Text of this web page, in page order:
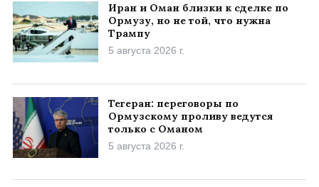
Иран и Оман близки к сделке по
Ормузу, но не той, что нужна
Трампу
5 августа 2026 г.
Тегеран: переговоры по
Ормузскому проливу ведутся
только с Оманом
5 августа 2026 г.